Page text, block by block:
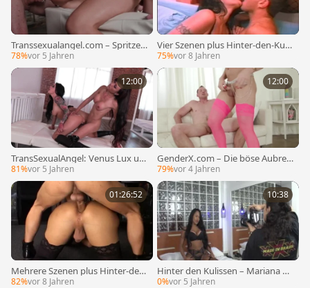
Transsexualangel.com – Spritze
mit der Brünetten Aubrey Kate i
n Hauptrolle
78%vor 5 Jahren
Vier Szenen plus Hinter-den-Kulis
sen-Szenen!
75%vor 8 Jahren
12:00
TransSexualAngel: Venus Lux un
d Pornostar Katrina Jade Arsch g
efickt
81%vor 5 Jahren
12:00
GenderX.com – Die böse Aubrey
Kate geht für guten Fick nach Pa
ris
79%vor 4 Jahren
01:26:52
Mehrere Szenen plus Hinter-den-
Kulissen-Szenen!
82%vor 8 Jahren
10:38
Hinter den Kulissen – Mariana Ri
os
0%vor 5 Jahren